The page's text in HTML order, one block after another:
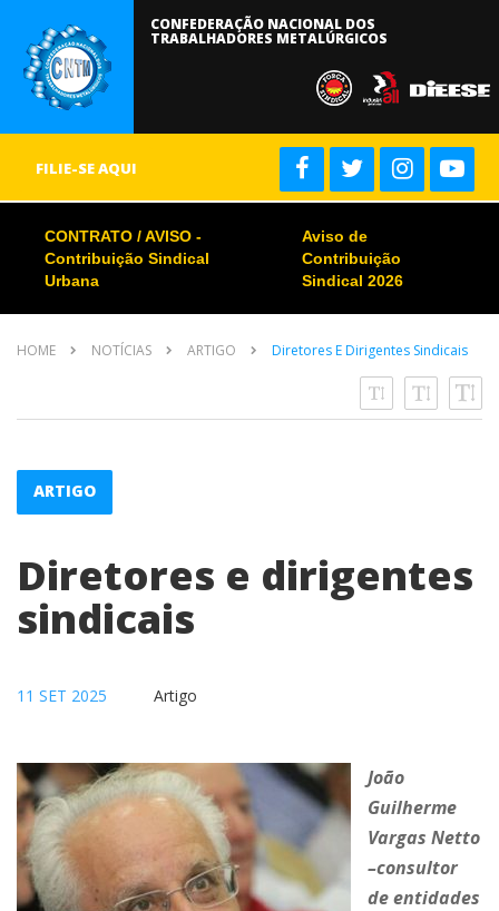
CONFEDERAÇÃO NACIONAL DOS
TRABALHADORES METALÚRGICOS
FILIE-SE AQUI
CONTRATO / AVISO -
Contribuição Sindical
Urbana
Aviso de
Contribuição
Sindical 2026
HOME NOTÍCIAS ARTIGO Diretores E Dirigentes Sindicais
ARTIGO
Diretores e dirigentes
sindicais
11 SET 2025 Artigo
João
Guilherme
Vargas Netto
–consultor
de entidades